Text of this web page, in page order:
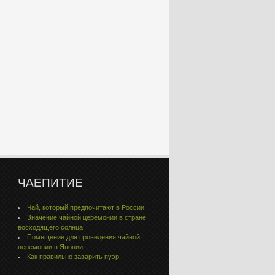
ЧАЕПИТИЕ
Чай, который предпочитают в России
Значение чайной церемонии в стране
восходящего солнца
Помещение для проведения чайной
церемонии в Японии
Как правильно заварить пуэр